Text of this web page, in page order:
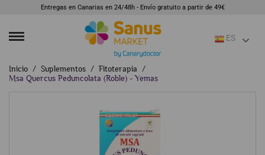
Entregas en Canarias en 24/48h - Envío gratuito a partir de 49€
ES
Inicio Suplementos
Fitoterapia
Msa Quercus Peduncolata (Roble) - Yemas